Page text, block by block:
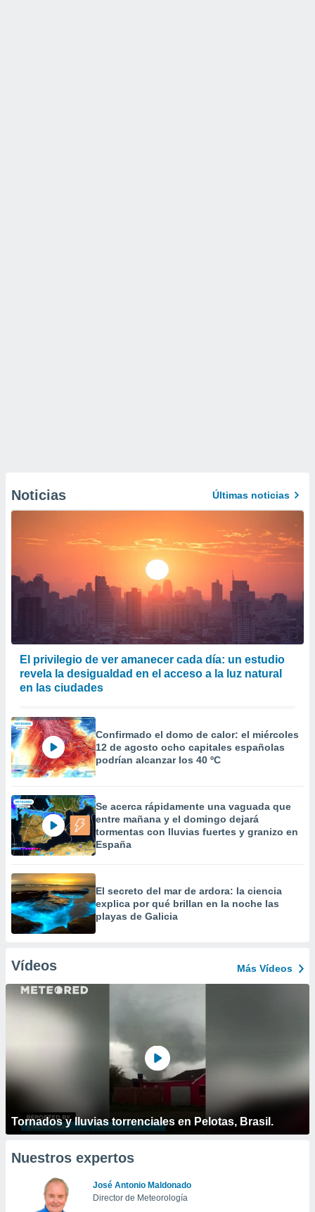
Noticias Últimas noticias
El privilegio de ver amanecer cada día: un estudio
revela la desigualdad en el acceso a la luz natural
en las ciudades
Confirmado el domo de calor: el miércoles
12 de agosto ocho capitales españolas
podrían alcanzar los 40 ºC
Se acerca rápidamente una vaguada que
entre mañana y el domingo dejará
tormentas con lluvias fuertes y granizo en
España
El secreto del mar de ardora: la ciencia
explica por qué brillan en la noche las
playas de Galicia
Vídeos Más Vídeos
Tornados y lluvias torrenciales en Pelotas, Brasil.
Nuestros expertos
José Antonio Maldonado
Director de Meteorología